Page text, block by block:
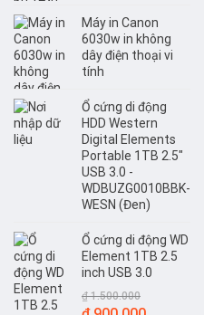
là:
₫ 300.000.
tại
là:
₫ 250.000.
Máy in Canon
6030w in không
dây điện thoại vi
tính
Ổ cứng di động
HDD Western
Digital Elements
Portable 1TB 2.5"
USB 3.0 -
WDBUZG0010BBK-
WESN (Đen)
Ổ cứng di động WD
Element 1TB 2.5
inch USB 3.0
₫1.500.000